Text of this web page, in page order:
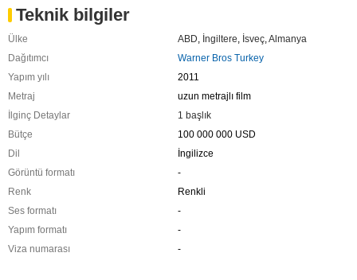
Teknik bilgiler
Ülke ABD, İngiltere, İsveç,Almanya
Dağıtımcı
Warner Bros Turkey
Yapım yılı
2011
Metraj
uzun metrajlı film
İlginç Detaylar
1 başlık
Bütçe
100 000 000 USD
Dil
İngilizce
Görüntü formatı
-
Renk
Renkli
Ses formatı
-
Yapım formatı
-
Viza numarası
-